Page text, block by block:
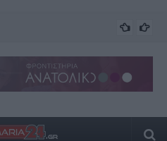
γραμμές με το Μετρό